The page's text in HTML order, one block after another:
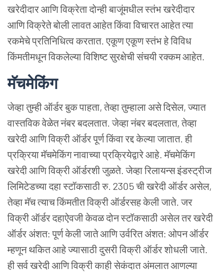
खरेदीदारआणिविक्रेतादोन्हीबाजूंमधीलस्तंभखरेदीदार
आणिविक्रेतेबोलीलावतआहेतकिंवाविचारतआहेतत्या
रकमेचेप्रतिनिधित्वकरतात. एकूणएकूणस्तंभहेविविध
किंमतीमधूनविकलेल्याविशिष्टसुरक्षेचीसंचयीरक्कमआहेत.
मॅचमेकिंग
जेव्हातुम्हीऑर्डरबुकपाहता, तेव्हातुम्हालाअसेदिसेल, ज्यात
वास्तविकवेळेतनंबरबदलतात. जेव्हानंबरबदलतात, तेव्हा
खरेदीआणिविक्रीऑर्डरपूर्णकिंवारद्दकेल्याजातात. ही
प्रक्रियामॅचमेकिंगनावाच्याप्रक्रियेद्वारेआहे. मॅचमेकिंग
खरेदीआणिविक्रीऑर्डरशीजुळते. जेव्हारिलायन्सइंडस्ट्रीज
लिमिटेडच्यादहास्टॉकसाठीरु. 2305 चीखरेदीऑर्डरअसेल,
तेव्हामॅचत्याचकिंमतीतविक्रीऑर्डरसहकेलीजाते. जर
विक्रीऑर्डरदहाऐवजीकेवळदोनस्टॉकसाठीअसेलतरखरेदी
ऑर्डरअंशत: पूर्णकेलीजातेआणिउर्वरितअंशत: ओपनऑर्डर
म्हणून थकितआहेज्यासाठीदुसरीविक्रीऑर्डरशोधलीजाते.
हीसर्वखरेदीआणिविक्रीकाहीसेकंदातअंमलातआणल्या